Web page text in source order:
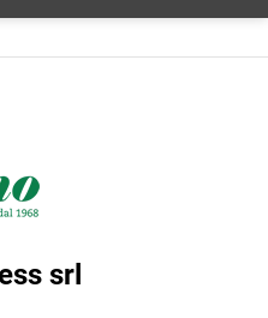
Luigi Gallo, la
srl